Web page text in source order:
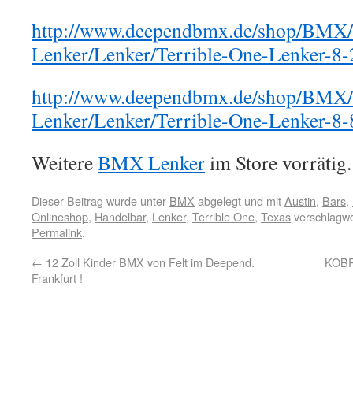
http://www.deependbmx.de/shop/
Lenker/Lenker/Terrible-One-Lenker-
http://www.deependbmx.de/shop/
Lenker/Lenker/Terrible-One-Lenker-
WeitereBMX Lenkerim Store vorrätig.
Dieser Beitrag wurde unter BMX abgelegt und mitAustin, Bars,
Onlineshop, Handelbar, Lenker, Terrible One, Texas
Permalink.
← 12 Zoll Kinder BMX von Felt im Deepend.
Frankfurt !